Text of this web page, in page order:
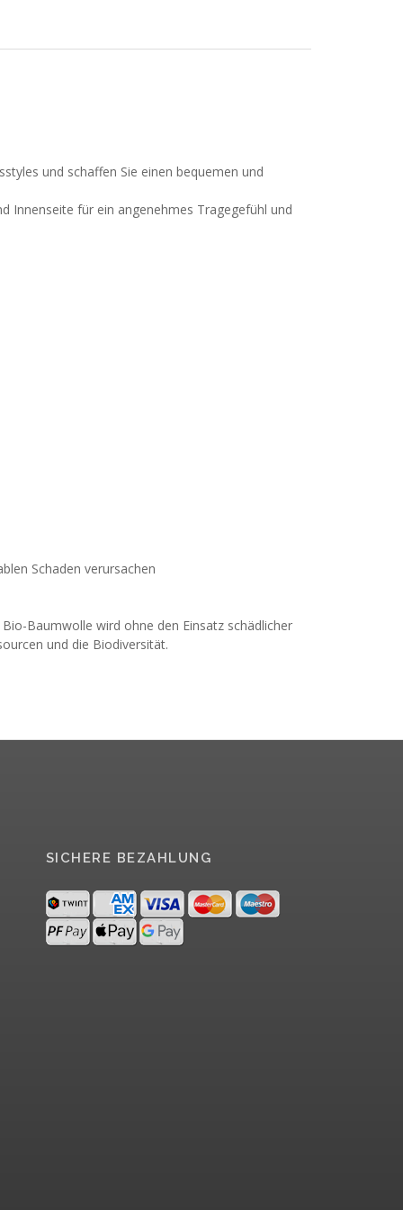
und schaffen Sie einen bequemen und
Innenseite für ein angenehmes Tragegefühl und
Schaden verursachen
Baumwolle wird ohne den Einsatz schädlicher
und die Biodiversität.
SICHERE BEZAHLUNG